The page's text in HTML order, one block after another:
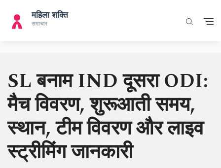
SL बनाम IND दूसरा ODI:
मैच विवरण, शुरूआती समय,
स्थान, टीम विवरण और लाइव
स्ट्रीमिंग जानकारी